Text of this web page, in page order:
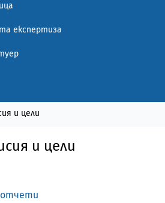
експертиза
и цели
и цели
отчети